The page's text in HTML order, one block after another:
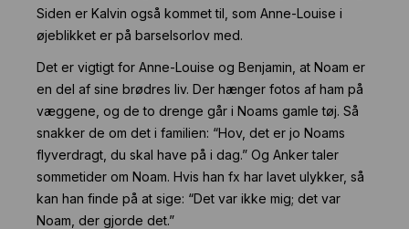
Siden er Kalvin også kommet til, som Anne-Louise i
øjeblikket er på barselsorlov med.
Det er vigtigt for Anne-Louise og Benjamin, at Noam er
en del af sine brødres liv. Der hænger fotos af ham på
væggene, og de to drenge går i Noams gamle tøj. Så
snakker de om det i familien: “Hov, det er jo Noams
flyverdragt, du skal have på i dag.” Og Anker taler
sommetider om Noam. Hvis han fx har lavet ulykker, så
kan han finde på at sige: “Det var ikke mig; det var
Noam, der gjorde det.”